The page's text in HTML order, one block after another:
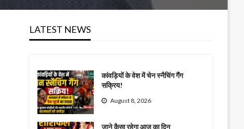
LATEST NEWS
कांवड़ियों के वेश में चेन स्नैचिंग गैंग
सक्रिय!
August 8, 2026
जाने कैसा रहेगा आज का दिन